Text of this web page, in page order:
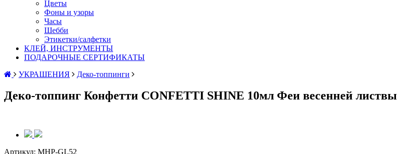
Цветы
Фоны и узоры
Часы
Шебби
Этикетки/салфетки
КЛЕЙ, ИНСТРУМЕНТЫ
ПОДАРОЧНЫЕ СЕРТИФИКАТЫ
УКРАШЕНИЯ
Деко-топпинги
Деко-топпинг Конфетти CONFETTI SHINE 10мл Феи весенней листвы
Артикул: MHP-GL52